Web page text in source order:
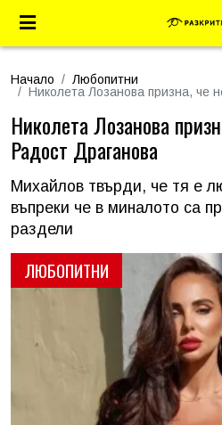
Начало
Любопитни
Николета Лозанова призна, че
ЛЮБОПИТНИ
Николета Лозанова
Радост Драганова
Михайлов твърди, че тя е
въпреки че в миналото са
раздели